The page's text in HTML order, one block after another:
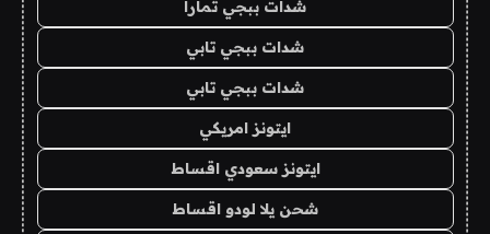
شدات ببجي تمارا
شدات ببجي تابي
شدات ببجي تابي
ايتونز امريكي
ايتونز سعودي اقساط
شحن يلا لودو اقساط